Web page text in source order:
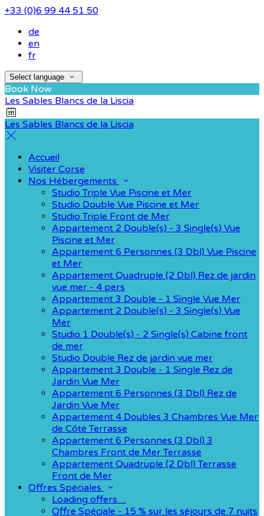
+33 (0)6 99 44 51 50
de
en
fr
Select language
Book Now
Les Sables Blancs de la Liscia
Les Sables Blancs de la Liscia
Accueil
Visiter Corse
Nos Hébergements
Studio Triple Vue Piscine et Mer
Studio Double Vue Piscine et Mer
Studio Triple Front de Mer
Appartement 2 Double(s) - 3 Single(s) Vue
Piscine et Mer
Appartement 6 Personnes (3 Dbl) Vue Piscine
et Mer
Appartement Quadruple (2 Dbl) Rez de jardin
vue mer - 4 pers
Appartement 3 Double - 1 Single Vue Mer
Appartement 2 Double(s) - 3 Single(s) Vue
Mer
Studio 1 Double(s) - 2 Single(s) Cabine front
de mer
Studio Double Rez de jardin vue mer
Appartement 3 Double - 1 Single Rez de
Jardin Vue Mer
Appartement 6 Personnes (3 Dbl) Rez de
Jardin Vue Mer
Appartement 4 Doubles 3 Chambres Vue Mer
de Côté Terrasse
Appartement 6 Personnes (3 Dbl) 3
Chambres Front de Mer Terrasse
Appartement Quadruple (2 Dbl) Terrasse
Front de Mer
Offres Spéciales
Loading offers…
Offre Spéciale - 15 % sur les séjours de 7 nuits